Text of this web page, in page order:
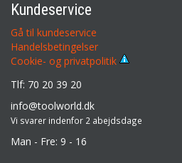
Kundeservice
Gå til kundeservice
Handelsbetingelser
Cookie- og privatpolitik
Tlf: 70 20 39 20
info@toolworld.dk
Vi svarer indenfor 2 abejdsdage
Man - Fre: 9 - 16